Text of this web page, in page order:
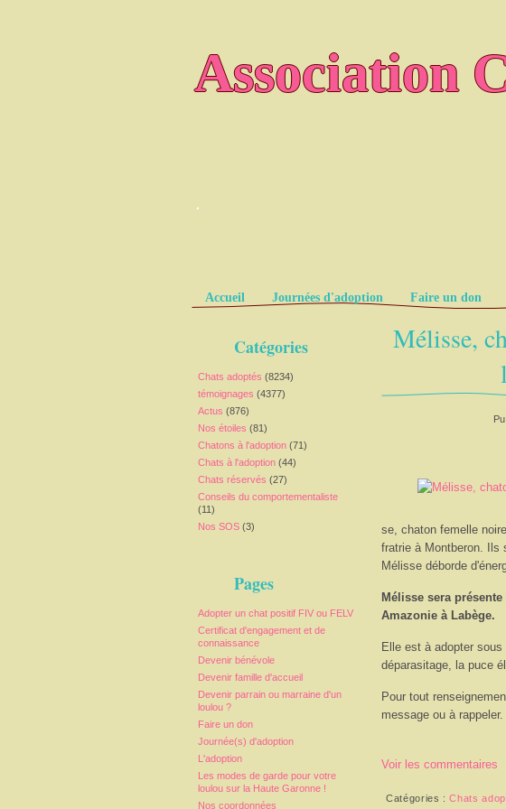
Association
.
Pages
Accueil Journées d'adoption Faire un don
Catégories
Chats adoptés (8234)
témoignages (4377)
Actus (876)
Nos étoiles (81)
Chatons à l'adoption (71)
Chats à l'adoption (44)
Chats réservés (27)
Conseils du comportementaliste
(11)
Nos SOS (3)
Pages
Adopter un chat positif FIV ou FELV
Certificat d'engagement et de
connaissance
Devenir bénévole
Devenir famille d'accueil
Devenir parrain ou marraine d'un
loulou ?
Faire un don
Journée(s) d'adoption
L'adoption
Les modes de garde pour votre
loulou sur la Haute Garonne !
Nos coordonnées
Mélisse,
se, chaton femelle
fratrie à Montberon. Ils
Mélisse déborde
Mélisse sera
Amazonie à Labège.
Elle est à adopter sous
déparasitage, la puce
Pour tout
message ou à rappeler.
Voir les commentaires
Catégories :Chats